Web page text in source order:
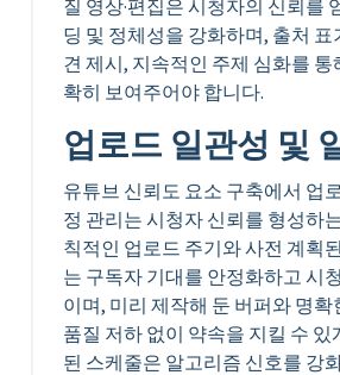
질 영상·편집은 시청자의 신뢰를
딩 및 정체성을 강화하며, 출처 표
견 제시, 지속적인 주제 심화를 통
확히 보여주어야 합니다.
업로드 일관성 및
유튜브 신뢰도 요소 구축에서 업
정 관리는 시청자 신뢰를 형성하
칙적인 업로드 주기와 사전 계획
는 구독자 기대를 안정화하고 시
이며, 미리 제작해 둔 버퍼와 명확
품질 저하 없이 약속을 지킬 수 있
된 스케줄은 알고리즘 신호를 강